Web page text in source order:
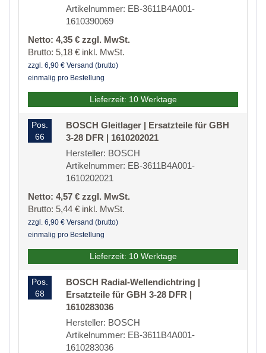
Artikelnummer: EB-3611B4A001-
1610390069
Netto: 4,35 € zzgl. MwSt.
Brutto: 5,18 € inkl. MwSt.
zzgl. 6,90 € Versand (brutto)
einmalig pro Bestellung
Lieferzeit: 10 Werktage
Pos.
66
BOSCH Gleitlager | Ersatzteile für GBH
3-28 DFR | 1610202021
Hersteller: BOSCH
Artikelnummer: EB-3611B4A001-
1610202021
Netto: 4,57 € zzgl. MwSt.
Brutto: 5,44 € inkl. MwSt.
zzgl. 6,90 € Versand (brutto)
einmalig pro Bestellung
Lieferzeit: 10 Werktage
Pos.
68
BOSCH Radial-Wellendichtring |
Ersatzteile für GBH 3-28 DFR |
1610283036
Hersteller: BOSCH
Artikelnummer: EB-3611B4A001-
1610283036